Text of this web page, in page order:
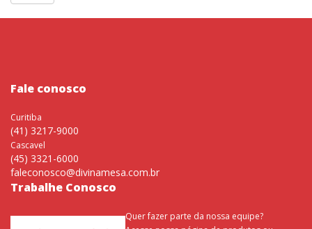
Fale conosco
Curitiba
(41) 3217-9000
Cascavel
(45) 3321-6000
faleconosco@divinamesa.com.br
Trabalhe Conosco
Quer fazer parte da nossa equipe?